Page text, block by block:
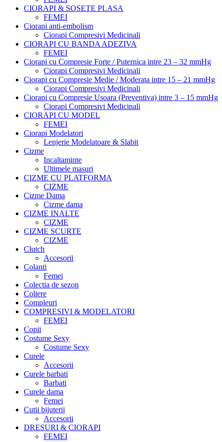
CIORAPI & SOSETE PLASA
FEMEI
Ciorapi anti-embolism
Ciorapi Compresivi Medicinali
CIORAPI CU BANDA ADEZIVA
FEMEI
Ciorapi cu Compresie Forte / Puternica intre 23 – 32 mmHg
Ciorapi Compresivi Medicinali
Ciorapi cu Compresie Medie / Moderata intre 15 – 21 mmHg
Ciorapi Compresivi Medicinali
Ciorapi cu Compresie Usoara (Preventiva) intre 3 – 15 mmHg
Ciorapi Compresivi Medicinali
CIORAPI CU MODEL
FEMEI
Ciorapi Modelatori
Lenjerie Modelatoare & Slabit
Cizme
Incaltaminte
Ultimele masuri
CIZME CU PLATFORMA
CIZME
Cizme Dama
Cizme dama
CIZME INALTE
CIZME
CIZME SCURTE
CIZME
Clutch
Accesorii
Colanti
Femei
Colectia de sezon
Coliere
Compleuri
COMPRESIVI & MODELATORI
FEMEI
Copii
Costume Sexy
Costume Sexy
Curele
Accesorii
Curele barbati
Barbati
Curele dama
Femei
Cutii bijuterii
Accesorii
DRESURI & CIORAPI
FEMEI